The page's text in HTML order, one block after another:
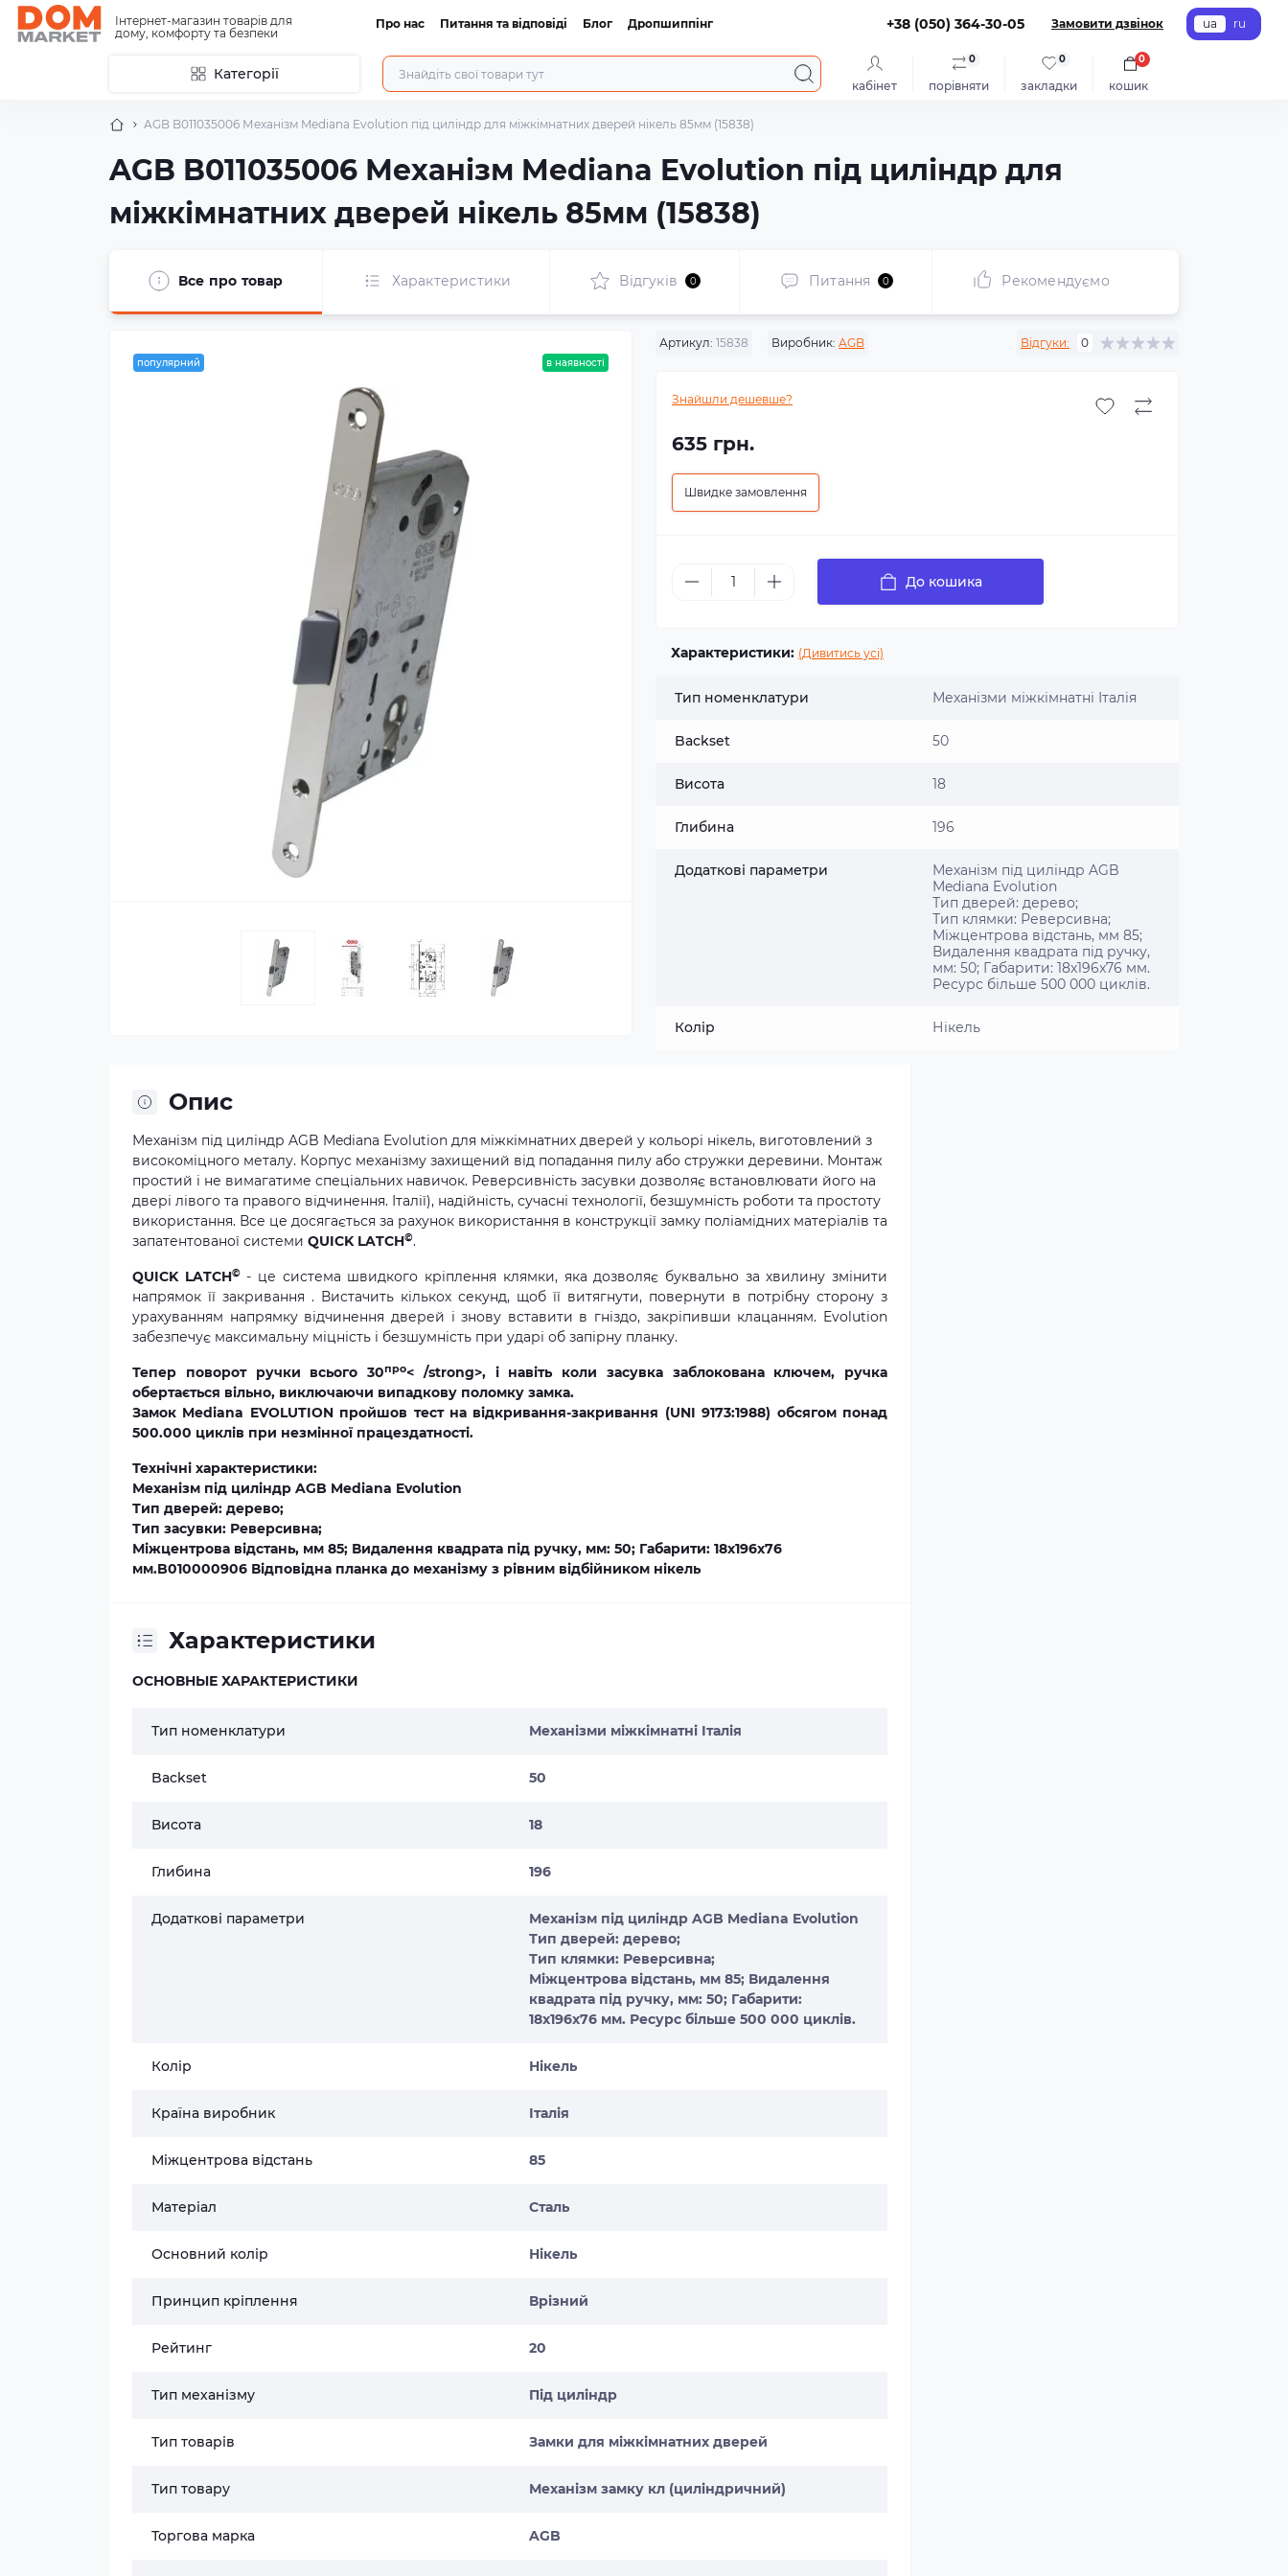
Інтернет-магазин товарів для
дому, комфорту та безпеки
Про нас Питання та відповіді Блог Дропшиппінг +38 (050) 364-30-05 Замовити дзвінок ua ru
Категорії
кабінет порівняти
0
закладки
0
кошик
0
AGB B011035006 Механізм Mediana Evolution під циліндр для міжкімнатних дверей нікель 85мм (15838)
AGB B011035006 Механізм Mediana Evolution під циліндр для
міжкімнатних дверей нікель 85мм (15838)
Все про товар Характеристики Відгуків 0 Питання 0 Рекомендуємо
популярний в наявності
Артикул: 15838 Виробник: AGB Відгуки: 0
Знайшли дешевше?
635 грн.
Швидке замовлення
До кошика
Характеристики: (Дивитись усі)
Тип номенклатури Механізми міжкімнатні Італія
Backset 50
Висота 18
Глибина 196
Додаткові параметри
Механізм під циліндр AGB
Mediana Evolution
Тип дверей: дерево;
Тип клямки: Реверсивна;
Міжцентрова відстань, мм 85;
Видалення квадрата під ручку,
мм: 50; Габарити: 18x196x76 мм.
Ресурс більше 500 000 циклів.
Колір Нікель
Опис
Механізм під циліндр AGB Mediana Evolution для міжкімнатних дверей у кольорі нікель, виготовлений з
високоміцного металу. Корпус механізму захищений від попадання пилу або стружки деревини. Монтаж
простий і не вимагатиме спеціальних навичок. Реверсивність засувки дозволяє встановлювати його на
двері лівого та правого відчинення. Італії), надійність, сучасні технології, безшумність роботи та простоту
використання. Все це досягається за рахунок використання в конструкції замку поліамідних матеріалів та
запатентованої системи QUICK LATCH©.
QUICK LATCH©- це система швидкого кріплення клямки, яка дозволяє буквально за хвилину змінити
напрямок її закривання . Вистачить кількох секунд, щоб її витягнути, повернути в потрібну сторону з
урахуванням напрямку відчинення дверей і знову вставити в гніздо, закріпивши клацанням. Evolution
забезпечує максимальну міцність і безшумність при ударі об запірну планку.
Тепер поворот ручки всього 30про< /strong>, і навіть коли засувка заблокована ключем, ручка
обертається вільно, виключаючи випадкову поломку замка.
Замок Mediana EVOLUTIONпройшов тест на відкривання-закривання (UNI 9173:1988) обсягом понад
500.000 циклів при незмінної працездатності.
Технічні характеристики:
Механізм під циліндр AGB Mediana Evolution
Тип дверей: дерево;
Тип засувки: Реверсивна;
Міжцентрова відстань, мм 85; Видалення квадрата під ручку, мм: 50; Габарити: 18x196x76
мм.B010000906 Відповідна планка до механізму з рівним відбійником нікель
Характеристики
ОСНОВНЫЕ ХАРАКТЕРИСТИКИ
Тип номенклатури Механізми міжкімнатні Італія
Backset 50
Висота 18
Глибина 196
Додаткові параметри
Механізм під циліндр AGB Mediana Evolution
Тип дверей: дерево;
Тип клямки: Реверсивна;
Міжцентрова відстань, мм 85; Видалення
квадрата під ручку, мм: 50; Габарити:
18x196x76 мм. Ресурс більше 500 000 циклів.
Колір Нікель
Країна виробник Італія
Міжцентрова відстань 85
Матеріал Сталь
Основний колір Нікель
Принцип кріплення Врізний
Рейтинг 20
Тип механізму Під циліндр
Тип товарів Замки для міжкімнатних дверей
Тип товару Механізм замку кл (циліндричний)
Торгова марка AGB